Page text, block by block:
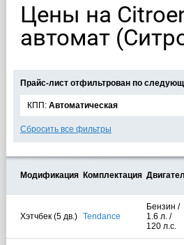
Цены на
автомат
Прайс-лист отфильтрован по
КПП: Автоматическая
Сбросить все фильтры
Модификация Комплектация
Хэтчбек (5 дв.) Tendance
Бензин /
1.6 л. /
120 л.с.